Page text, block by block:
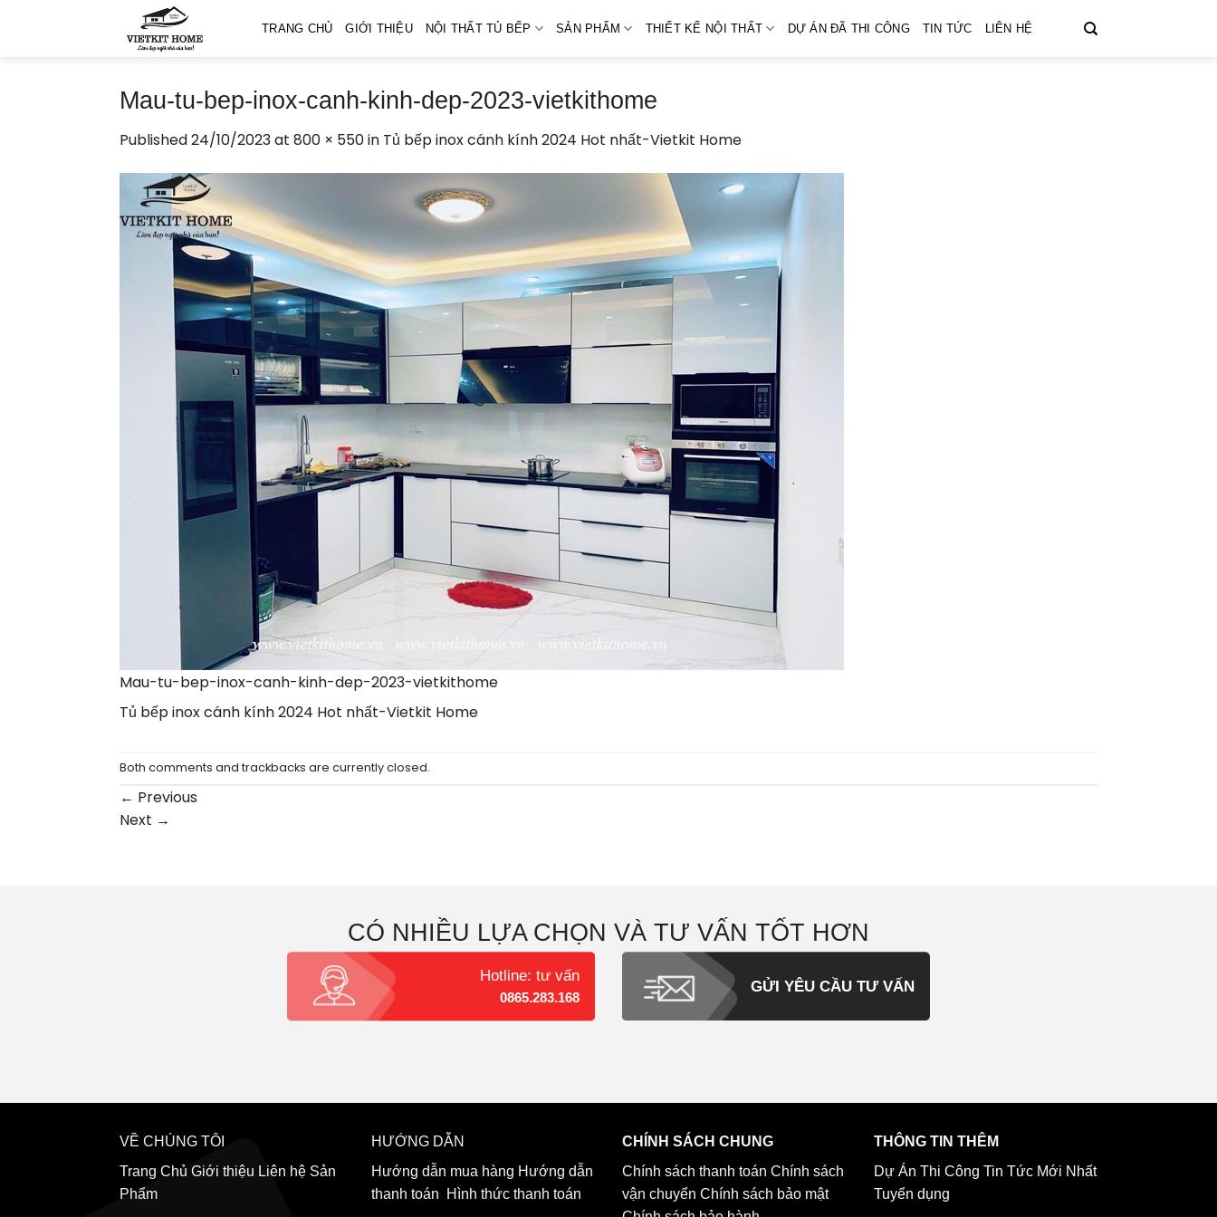
TRANG CHỦ GIỚI THIỆU NỘI THẤT TỦ BẾP SẢN PHẨM THIẾT KẾ NỘI THẤT DỰ ÁN ĐÃ THI CÔNG TIN TỨC LIÊN HỆ
Mau-tu-bep-inox-canh-kinh-dep-2023-vietkithome
Published24/10/2023at 800 × 550in Tủ bếp inox cánh kính 2024 Hot nhất-Vietkit Home
Mau-tu-bep-inox-canh-kinh-dep-2023-vietkithome
Tủ bếp inox cánh kính 2024 Hot nhất-Vietkit Home
Both comments and trackbacks are currently closed.
← Previous
Next →
CÓ NHIỀU LỰA CHỌN VÀ TƯ VẤN TỐT HƠN
Hotline: tư vấn
0865.283.168
GỬI YÊU CẦU TƯ VẤN
VỀ CHÚNG TÔI
Trang Chủ Giới thiệu Liên hệ Sản
Phẩm
HƯỚNG DẪN
Hướng dẫn mua hàng Hướng dẫn
thanh toán
Hình thức thanh toán
CHÍNH SÁCH CHUNG
Chính sách thanh toán Chính sách
vận chuyển Chính sách bảo mật
THÔNG TIN THÊM
Dự Án Thi Công Tin Tức Mới Nhất
Tuyển dụng